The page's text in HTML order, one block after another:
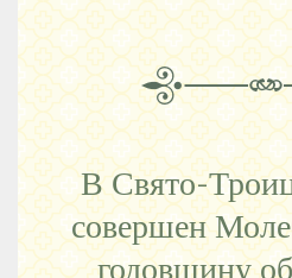
В Свято-
совершен
годовщину